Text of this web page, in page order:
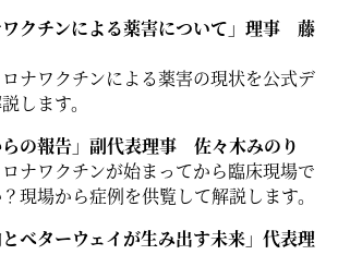
ワクチンによる薬害について」理事 藤
クチンによる薬害の現状を公式デ
します。
らの報告」副代表理事 佐々木みのり
クチンが始まってから臨床現場で
現場から症例を供覧して解説します。
とベターウェイが生み出す未来」代表理